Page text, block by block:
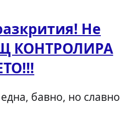
Не
КОНТРОЛИРА
бавно, но славно